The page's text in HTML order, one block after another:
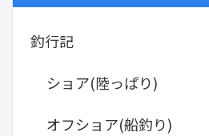
釣行記
ショア(陸っぱり)
オフショア(船釣り)